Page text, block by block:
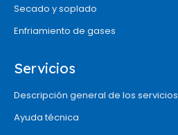
Secado y soplado
Enfriamiento de gases
Servicios
Descripción general de los servicios
Ayuda técnica